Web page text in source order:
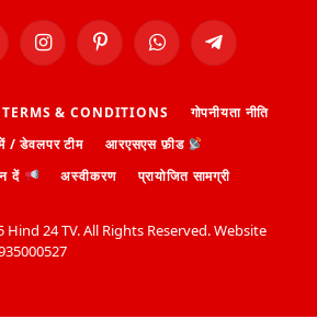
InstagramPinterestWhatsAppTelegram
TERMS & CONDITIONS
गोपनीयता नीति
/ डेवलपर टीम
आरएसएस फ़ीड
दें
अस्वीकरण प्रायोजित सामग्री
24 TV. All Rights Reserved. Website